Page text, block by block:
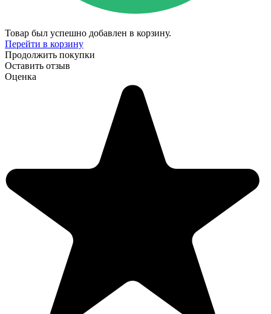
Товар был успешно добавлен в корзину.
Перейти в корзину
Продолжить покупки
Оставить отзыв
Оценка